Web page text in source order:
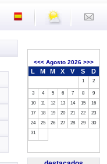
<<<Agosto 2026 >>>
L M M X V S D
1 2
3 4 5 6 7 8
9
10
11 12 13 14 15
16
17
18 19 20 21 22
23
24
25 26 27 28 29
30
31